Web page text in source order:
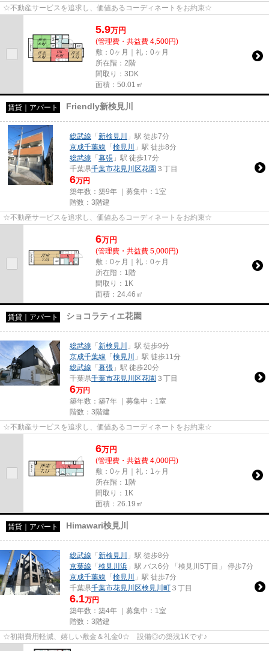
☆不動産サービスを追求し、価値あるコーディネートをお約束☆
5.9万円
(管理費・共益費 4,500円)
敷：0ヶ月｜礼：0ヶ月
所在階：2階
間取り：3DK
面積：50.01㎡
賃貸｜アパート Friendly新検見川
総武線 「新検見川
」駅 徒歩7分
京成千葉線 「検見川
」駅 徒歩8分
総武線 「幕張 」駅 徒歩17分
千葉県千葉市花見川区花園 ３丁目
6万円
築年数：築9年 ｜募集中： 1室
階数：3階建
☆不動産サービスを追求し、価値あるコーディネートをお約束☆
6万円
(管理費・共益費 5,000円)
敷：0ヶ月｜礼：0ヶ月
所在階：1階
間取り：1K
面積：24.46㎡
賃貸｜アパート ショコラティエ花園
総武線 「新検見川
」駅 徒歩9分
京成千葉線 「検見川
」駅 徒歩11分
総武線 「幕張 」駅 徒歩20分
千葉県千葉市花見川区花園 ３丁目
6万円
築年数：築7年 ｜募集中： 1室
階数：3階建
☆不動産サービスを追求し、価値あるコーディネートをお約束☆
6万円
(管理費・共益費 4,000円)
敷：0ヶ月｜礼：1ヶ月
所在階：1階
間取り：1K
面積：26.19㎡
賃貸｜アパート Himawari検見川
総武線 「新検見川
」駅 徒歩8分
京葉線 「検見川浜 」駅 バス6分 「検見川5丁目」 停歩7分
京成千葉線 「検見川
」駅 徒歩7分
千葉県千葉市花見川区検見川町 ３丁目
6.1万円
築年数：築4年 ｜募集中： 1室
階数：3階建
☆初期費用軽減、嬉しい敷金＆礼金0☆ 設備◎の築浅1Kです♪